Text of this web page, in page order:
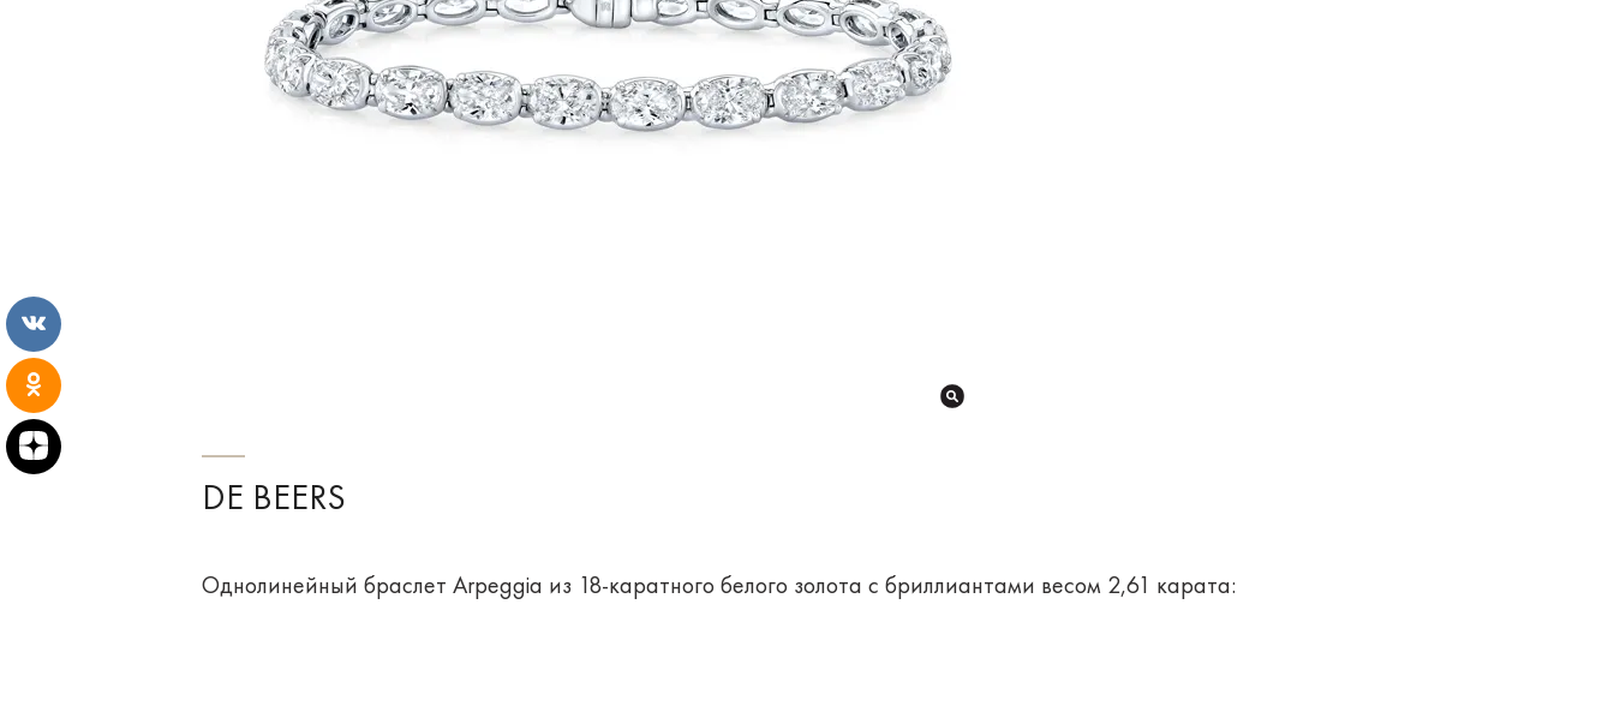
DE BEERS
Однолинейный браслет Arpeggia из 18-каратного белого золота с бриллиантами весом 2,61 карата: